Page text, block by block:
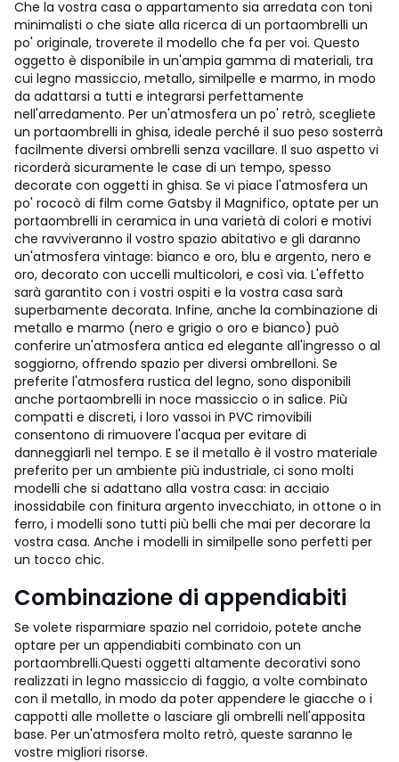
Che la vostra casa o appartamento sia arredata con toni
minimalisti o che siate alla ricerca di un portaombrelli un
po' originale, troverete il modello che fa per voi. Questo
oggetto è disponibile in un'ampia gamma di materiali, tra
cui legno massiccio, metallo, similpelle e marmo, in modo
da adattarsi a tutti e integrarsi perfettamente
nell'arredamento. Per un'atmosfera un po' retrò, scegliete
un portaombrelli in ghisa, ideale perché il suo peso sosterrà
facilmente diversi ombrelli senza vacillare. Il suo aspetto vi
ricorderà sicuramente le case di un tempo, spesso
decorate con oggetti in ghisa. Se vi piace l'atmosfera un
po' rococò di film come Gatsby il Magnifico, optate per un
portaombrelli in ceramica in una varietà di colori e motivi
che ravviveranno il vostro spazio abitativo e gli daranno
un'atmosfera vintage: bianco e oro, blu e argento, nero e
oro, decorato con uccelli multicolori, e così via. L'effetto
sarà garantito con i vostri ospiti e la vostra casa sarà
superbamente decorata. Infine, anche la combinazione di
metallo e marmo (nero e grigio o oro e bianco) può
conferire un'atmosfera antica ed elegante all'ingresso o al
soggiorno, offrendo spazio per diversi ombrelloni. Se
preferite l'atmosfera rustica del legno, sono disponibili
anche portaombrelli in noce massiccio o in salice. Più
compatti e discreti, i loro vassoi in PVC rimovibili
consentono di rimuovere l'acqua per evitare di
danneggiarli nel tempo. E se il metallo è il vostro materiale
preferito per un ambiente più industriale, ci sono molti
modelli che si adattano alla vostra casa: in acciaio
inossidabile con finitura argento invecchiato, in ottone o in
ferro, i modelli sono tutti più belli che mai per decorare la
vostra casa. Anche i modelli in similpelle sono perfetti per
un tocco chic.
Combinazione di appendiabiti
Se volete risparmiare spazio nel corridoio, potete anche
optare per un appendiabiti combinato con un
portaombrelli.Questi oggetti altamente decorativi sono
realizzati in legno massiccio di faggio, a volte combinato
con il metallo, in modo da poter appendere le giacche o i
cappotti alle mollette o lasciare gli ombrelli nell'apposita
base. Per un'atmosfera molto retrò, queste saranno le
vostre migliori risorse.